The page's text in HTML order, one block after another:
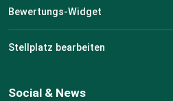
Bewertungs-Widget
Stellplatz bearbeiten
Social & News